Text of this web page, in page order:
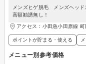
メンズヒゲ脱毛 メンズヘッ
高額勧誘無し！
アクセス：小田急小田原線
ポイントが貯まる・使える
メニュー別参考価格